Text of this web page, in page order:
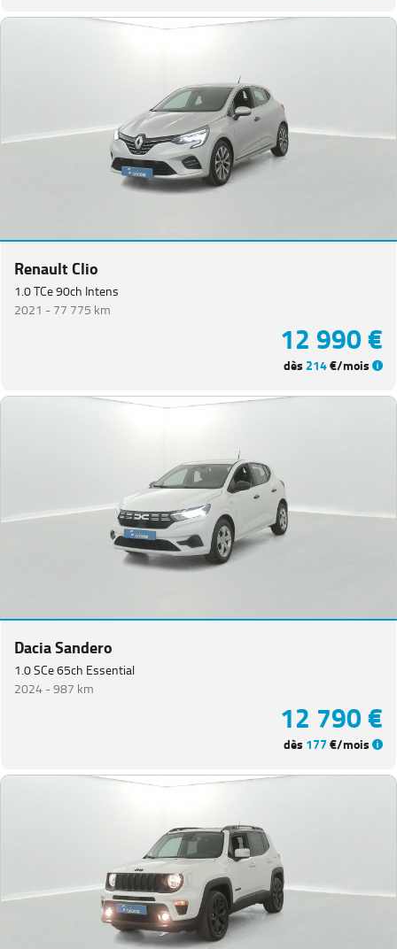
Renault Clio
1.0 TCe 90ch Intens
2021 -77 775 km
12 990 €
dès 214€/mois
Dacia Sandero
1.0 SCe 65ch Essential
2024 -987 km
12 790 €
dès 177€/mois